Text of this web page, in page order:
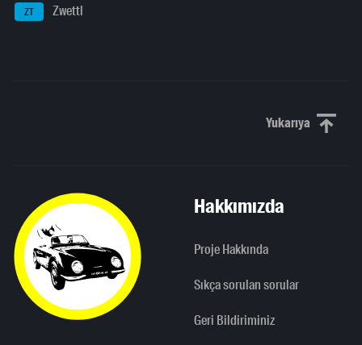
ZT Zwettl
YukarıyaYukarı
Hakkımızda
Proje Hakkında
Sıkça sorulan sorular
Geri Bildiriminiz